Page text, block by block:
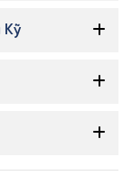
Kỹ